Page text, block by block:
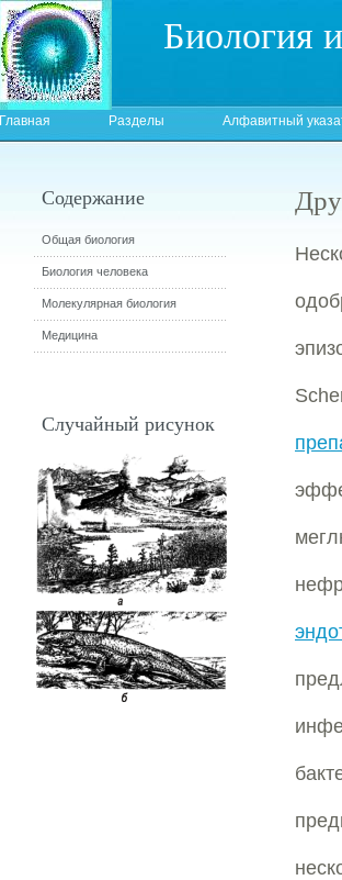
Биология
Главная Разделы Алфавитный
Содержание
Общая биология
Биология человека
Молекулярная биология
Медицина
Случайный рисунок